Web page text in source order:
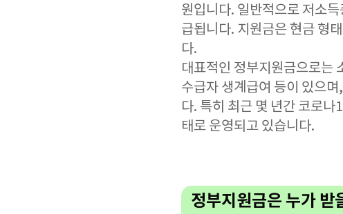
원입니다. 일반적으로 저소
급됩니다. 지원금은 현금 형
다.
대표적인 정부지원금으로는
수급자 생계급여 등이 있으
다. 특히 최근 몇 년간 코로
태로 운영되고 있습니다.
정부지원금은 누가 받